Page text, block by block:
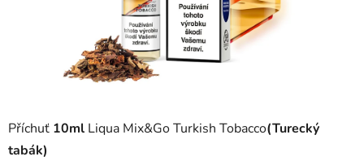
Příchuť 10ml Liqua Mix&Go Turkish Tobacco(Turecký
tabák)